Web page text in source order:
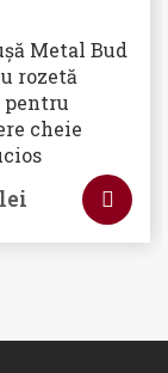
Metal Bud
rozetă
pentru
cheie
lei